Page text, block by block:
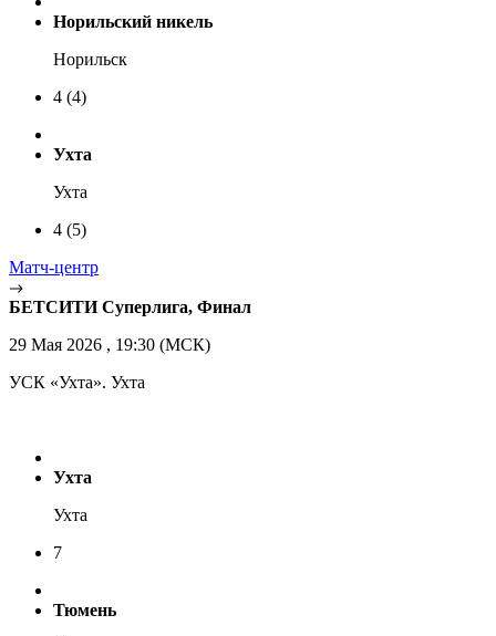
Норильский никель
Норильск
4 (4)
Ухта
Ухта
4 (5)
Матч-центр
БЕТСИТИ Суперлига, Финал
29 Мая 2026 , 19:30 (МСК)
УСК «Ухта». Ухта
Ухта
Ухта
7
Тюмень